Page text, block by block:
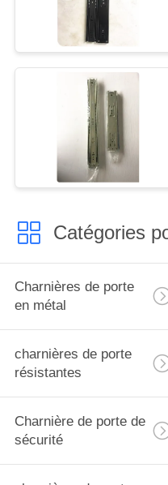
Catégories
Charnières de porte
en métal
charnières de porte
résistantes
Charnière de porte de
sécurité